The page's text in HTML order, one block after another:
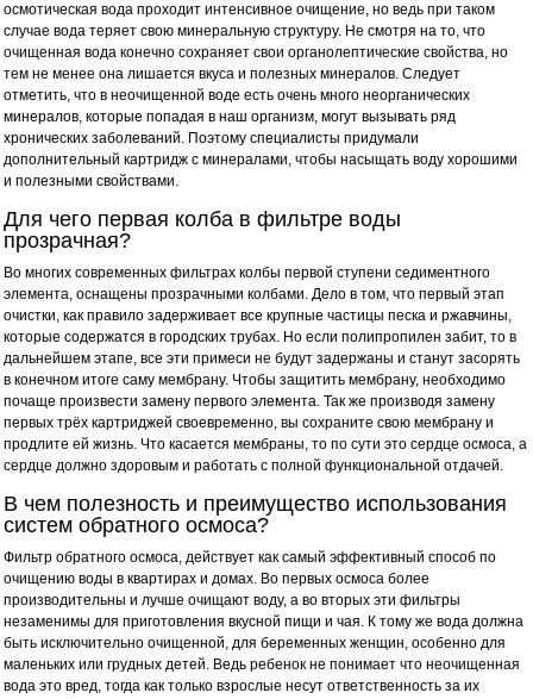
осмотическая вода проходит интенсивное очищение, но ведь при таком
случае вода теряет свою минеральную структуру. Не смотря на то, что
очищенная вода конечно сохраняет свои органолептические свойства, но
тем не менее она лишается вкуса и полезных минералов. Следует
отметить, что в неочищенной воде есть очень много неорганических
минералов, которые попадая в наш организм, могут вызывать ряд
хронических заболеваний. Поэтому специалисты придумали
дополнительный картридж с минералами, чтобы насыщать воду хорошими
и полезными свойствами.
Для чего первая колба в фильтре воды
прозрачная?
Во многих современных фильтрах колбы первой ступени седиментного
элемента, оснащены прозрачными колбами. Дело в том, что первый этап
очистки, как правило задерживает все крупные частицы песка и ржавчины,
которые содержатся в городских трубах. Но если полипропилен забит, то в
дальнейшем этапе, все эти примеси не будут задержаны и станут засорять
в конечном итоге саму мембрану. Чтобы защитить мембрану, необходимо
почаще произвести замену первого элемента. Так же производя замену
первых трёх картриджей своевременно, вы сохраните свою мембрану и
продлите ей жизнь. Что касается мембраны, то по сути это сердце осмоса, а
сердце должно здоровым и работать с полной функциональной отдачей.
В чем полезность и преимущество использования
систем обратного осмоса?
Фильтр обратного осмоса, действует как самый эффективный способ по
очищению воды в квартирах и домах. Во первых осмоса более
производительны и лучше очищают воду, а во вторых эти фильтры
незаменимы для приготовления вкусной пищи и чая. К тому же вода должна
быть исключительно очищенной, для беременных женщин, особенно для
маленьких или грудных детей. Ведь ребенок не понимает что неочищенная
вода это вред, тогда как только взрослые несут ответственность за их